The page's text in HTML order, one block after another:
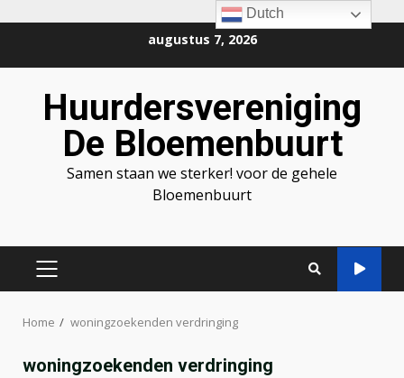
inhoud
augustus 7, 2026
Huurdersvereniging
De Bloemenbuurt
Samen staan we sterker! voor de gehele
Bloemenbuurt
PRIMAIR
Home woningzoekenden verdringing
woningzoekenden verdringing
Dutch